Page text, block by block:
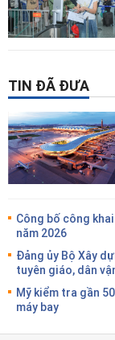
TIN ĐÃ ĐƯA
Công bố công
năm 2026
Đảng ủy Bộ Xây
tuyên giáo, dân
Mỹ kiểm tra gần
máy bay